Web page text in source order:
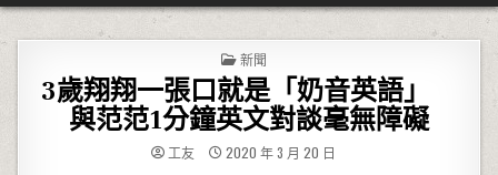
POSTED IN
新聞
3歲翔翔一張口就是「奶音英語」
與范范1分鐘英文對談毫無障礙
工友 2020 年 3 月 20 日